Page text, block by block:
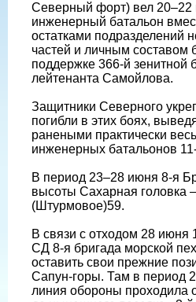
Северный форт) вел 20–22
инженерный батальон
остатками подразделений
частей и личным
поддержке 366-й зенитной
лейтенанта Самойлова.
Защитники Северного
погибли в этих боях,
ранеными практически
инженерных батальонов
В период 23–28 июня 8-я
высоты Сахарная головка
(Штурмовое)59.
В связи с отходом 28
СД 8-я бригада морской
оставить свои прежние
Сапун-горы. Там в период
линия обороны проходила